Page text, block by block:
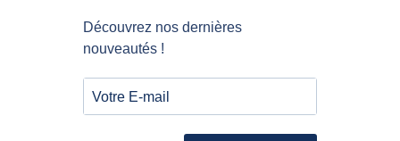
Découvrez nos dernières
nouveautés !